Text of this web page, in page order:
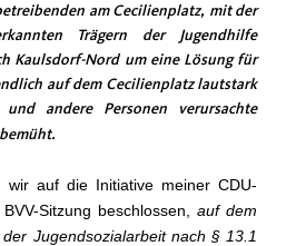
am Cecilienplatz, mit der
Trägern der Jugendhilfe
Kaulsdorf-Nord um eine Lösung für
auf dem Cecilienplatz lautstark
andere Personen verursachte
wir auf die Initiative meiner CDU-
Sitzung beschlossen, auf dem
Jugendsozialarbeit nach §13.1